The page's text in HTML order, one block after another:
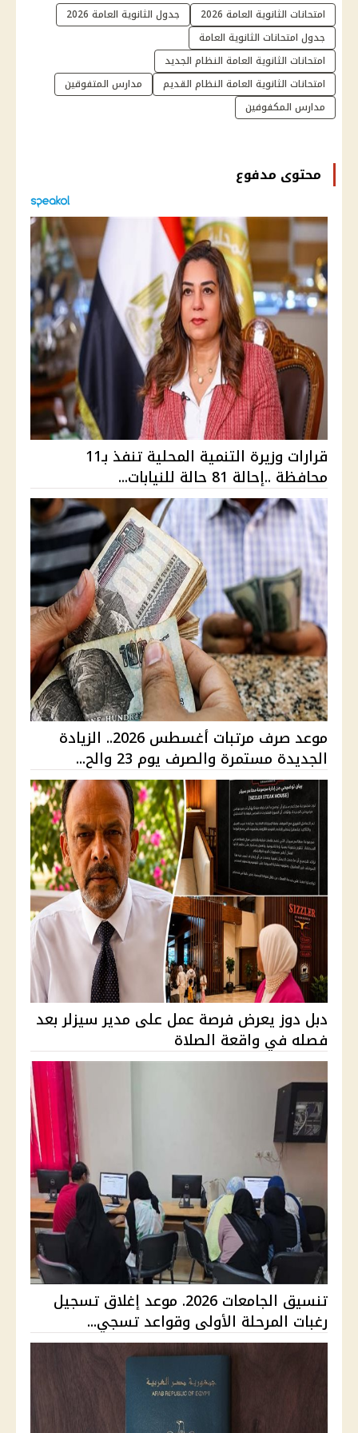
امتحانات الثانوية العامة 2026
جدول الثانوية العامة 2026
جدول امتحانات الثانوية العامة
امتحانات الثانوية العامة النظام الجديد
امتحانات الثانوية العامة النظام القديم
مدارس المتفوقين
مدارس المكفوفين
محتوى مدفوع
قرارات وزيرة التنمية المحلية تنفذ بـ11
محافظة ..إحالة 81 حالة للنيابات...
موعد صرف مرتبات أغسطس 2026.. الزيادة
الجديدة مستمرة والصرف يوم 23 والح...
دبل دوز يعرض فرصة عمل على مدير سيزلر بعد
فصله في واقعة الصلاة
تنسيق الجامعات 2026. موعد إغلاق تسجيل
رغبات المرحلة الأولى وقواعد تسجي...